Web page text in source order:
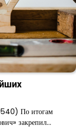
По итогам
закрепил…